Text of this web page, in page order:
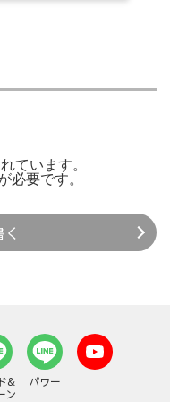
ています。
必要です。
&
ン
パワー